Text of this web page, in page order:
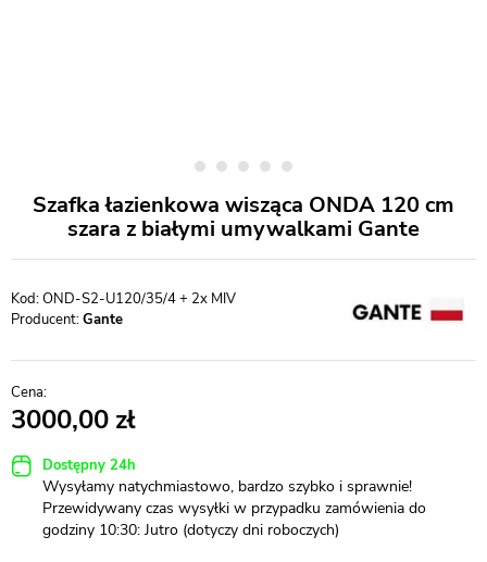
Szafka łazienkowa wisząca ONDA 120 cm
szara z białymi umywalkami Gante
OND-S2-U120/35/4 + 2x MIV
Producent:Gante
3000,00
Dostępny 24h
Wysyłamy natychmiastowo, bardzo szybko i sprawnie!
Przewidywany czas wysyłki w przypadku zamówienia do
godziny 10:30: Jutro (dotyczy dni roboczych)